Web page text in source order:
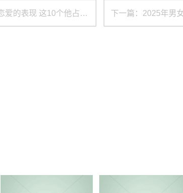
上一篇：男生只聊骚不恋爱的表现 这10个他占几个